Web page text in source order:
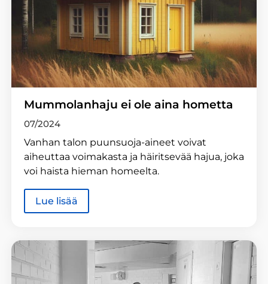
Mummolanhaju ei ole aina hometta
07/2024
Vanhan talon puunsuoja-aineet voivat
aiheuttaa voimakasta ja häiritsevää hajua, joka
voi haista hieman homeelta.
Lue lisää